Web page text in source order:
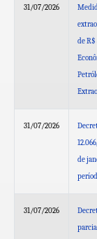
31/07/2026
de
31/07/2026
de
31/07/2026